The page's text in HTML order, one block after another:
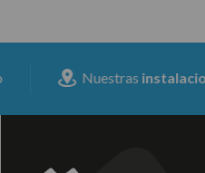
Nuestrasinstalaciones